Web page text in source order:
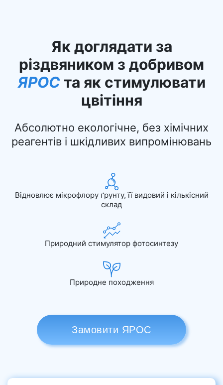
Як доглядати за
різдвяником з добривом
ЯРОС та як стимулювати
цвітіння
Абсолютно екологічне, без хімічних
реагентів і шкідливих випромінювань
Відновлює мікрофлору ґрунту, її видовий і кількісний
склад
Природний стимулятор фотосинтезу
Природне походження
Замовити ЯРОС